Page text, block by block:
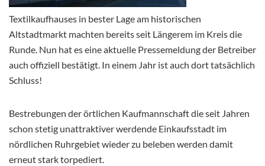
Textilkaufhauses in bester Lage am historischen
Altstadtmarkt machten bereits seit Längerem im Kreis die
Runde. Nun hat es eine aktuelle Pressemeldung der Betreiber
auch offiziell bestätigt. In einem Jahr ist auch dort tatsächlich
Schluss!
Bestrebungen der örtlichen Kaufmannschaft die seit Jahren
schon stetig unattraktiver werdende Einkaufsstadt im
nördlichen Ruhrgebiet wieder zu beleben werden damit
erneut stark torpediert.